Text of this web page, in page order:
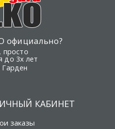
официально?
просто
до 3х лет
КАБИНЕТ
заказы